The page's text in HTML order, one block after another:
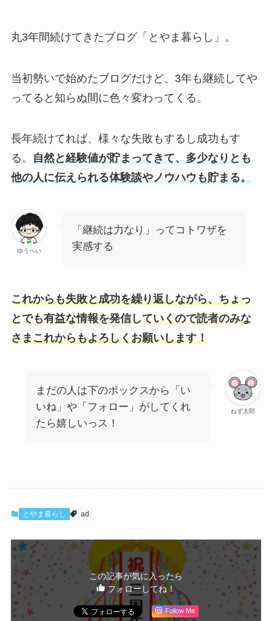
丸3年間続けてきたブログ「とやま暮らし」。
当初勢いで始めたブログだけど、3年も継続してや
ってると知らぬ間に色々変わってくる。
長年続けてれば、様々な失敗もするし成功もす
る。 自然と経験値が貯まってきて、多少なりとも
他の人に伝えられる体験談やノウハウも貯まる。
ゆうへい
「継続は力なり」ってコトワザを
実感する
これからも失敗と成功を繰り返しながら、ちょっ
とでも有益な情報を発信していくので読者のみな
さまこれからもよろしくお願いします！
ねず太郎
まだの人は下のボックスから「い
いね」や「フォロー」がしてくれ
たら嬉しいっス！
とやま暮らし ad
この記事が気に入ったら
フォローしてね！
Follow Me